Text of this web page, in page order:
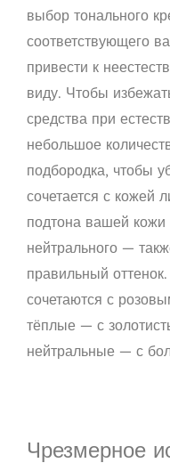
выбор тонального
соответствующего
привести к
виду. Чтобы
средства при
небольшое
подбородка, чтобы
сочетается с кожей
подтона вашей кожи
нейтрального —
правильный
сочетаются с
тёплые — с
нейтральные — с
Чрезмерное